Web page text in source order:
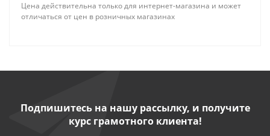
Цена действительна только для интернет-магазина и может
отличаться от цен в розничных магазинах
Подпишитесь на нашу рассылку, и получите
курс грамотного клиента!